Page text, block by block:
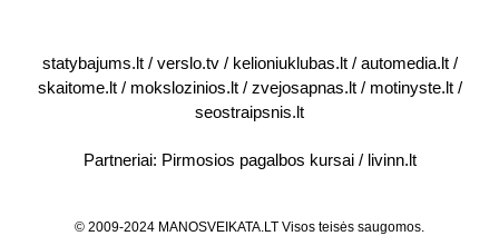
statybajums.lt/ verslo.tv/ kelioniuklubas.lt/ automedia.lt/
skaitome.lt/ mokslozinios.lt/ zvejosapnas.lt/ motinyste.lt/
seostraipsnis.lt
Partneriai: Pirmosios pagalbos kursai/ livinn.lt
© 2009-2024 MANOSVEIKATA.LT Visos teisės saugomos.